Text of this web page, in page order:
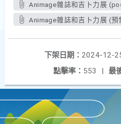
Animage雜誌和吉卜力展
Animage雜誌和吉卜力展 (預
下架日期： 2024-12-
最
點擊率： 553 |